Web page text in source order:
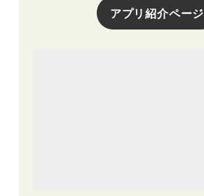
アプリ紹介ページ